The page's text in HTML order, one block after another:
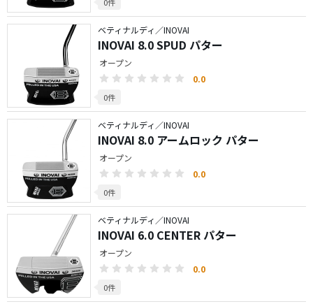
ベティナルディ／INOVAI
INOVAI 8.0 SPUD パター
オープン
0.0
0件
ベティナルディ／INOVAI
INOVAI 8.0 アームロック パター
オープン
0.0
0件
ベティナルディ／INOVAI
INOVAI 6.0 CENTER パター
オープン
0.0
0件